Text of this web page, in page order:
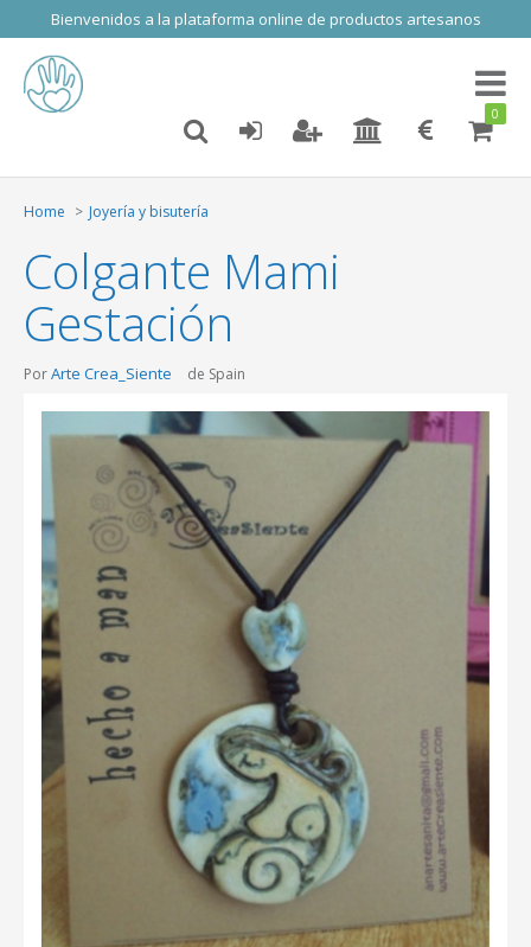
Bienvenidos a la plataforma online de productos artesanos
Toggle
0
Home Joyería y bisutería
Colgante Mami
Gestación
PorArte Crea_Siente de Spain